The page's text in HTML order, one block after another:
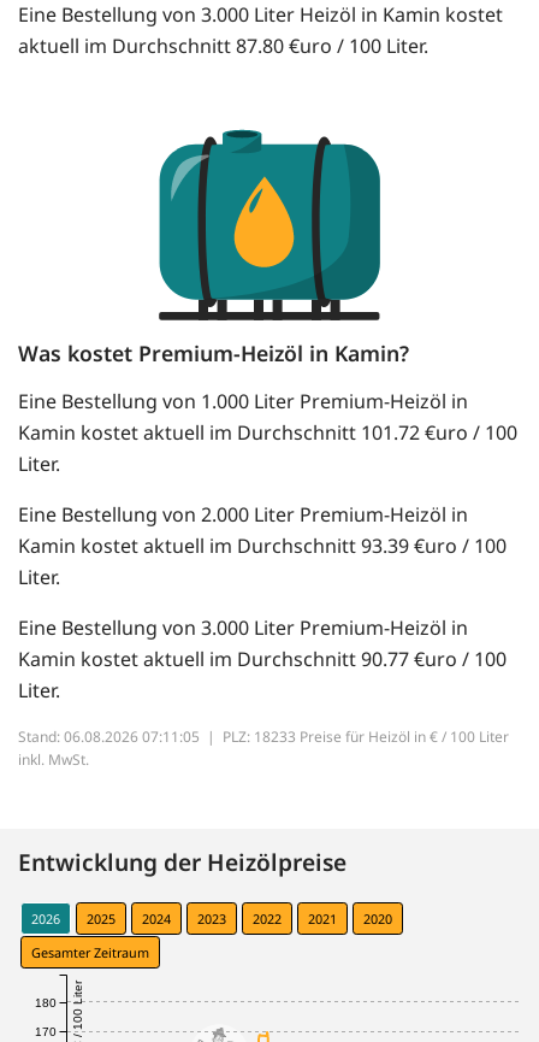
Eine Bestellung von 3.000 Liter Heizöl in Kamin kostet
aktuell im Durchschnitt 87.80 €uro / 100 Liter.
Was kostet Premium-Heizöl in Kamin?
Eine Bestellung von 1.000 Liter Premium-Heizöl in
Kamin kostet aktuell im Durchschnitt 101.72 €uro / 100
Liter.
Eine Bestellung von 2.000 Liter Premium-Heizöl in
Kamin kostet aktuell im Durchschnitt 93.39 €uro / 100
Liter.
Eine Bestellung von 3.000 Liter Premium-Heizöl in
Kamin kostet aktuell im Durchschnitt 90.77 €uro / 100
Liter.
Stand: 06.08.2026 07:11:05 | PLZ: 18233 Preise für Heizöl in € / 100 Liter
inkl. MwSt.
Entwicklung der Heizölpreise
2026 2025 2024 2023 2022 2021
2020
Gesamter Zeitraum
€ / 100 Liter
170
180